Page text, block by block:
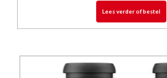
Lees verder of bestel